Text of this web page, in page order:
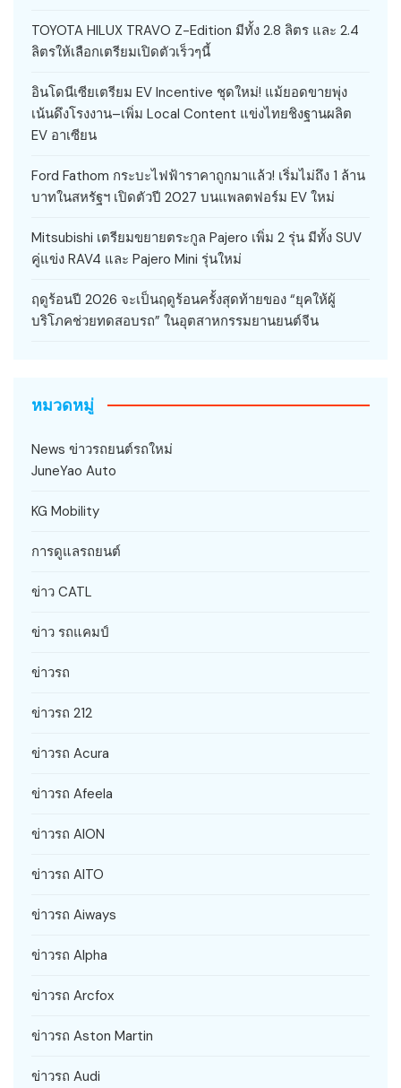
TOYOTA HILUX TRAVO Z-Edition มีทั้ง 2.8 ลิตร และ 2.4
ลิตรให้เลือกเตรียมเปิดตัวเร็วๆนี้
อินโดนีเซียเตรียม EV Incentive ชุดใหม่! แม้ยอดขายพุ่ง
เน้นดึงโรงงาน–เพิ่ม Local Content แข่งไทยชิงฐานผลิต
EV อาเซียน
Ford Fathom กระบะไฟฟ้าราคาถูกมาแล้ว! เริ่มไม่ถึง 1 ล้าน
บาทในสหรัฐฯ เปิดตัวปี 2027 บนแพลตฟอร์ม EV ใหม่
Mitsubishi เตรียมขยายตระกูล Pajero เพิ่ม 2 รุ่น มีทั้ง SUV
คู่แข่ง RAV4 และ Pajero Mini รุ่นใหม่
ฤดูร้อนปี 2026 จะเป็นฤดูร้อนครั้งสุดท้ายของ “ยุคให้ผู้
บริโภคช่วยทดสอบรถ” ในอุตสาหกรรมยานยนต์จีน
หมวดหมู่
News ข่าวรถยนต์รถใหม่
JuneYao Auto
KG Mobility
การดูแลรถยนต์
ข่าว CATL
ข่าว รถแคมป์
ข่าวรถ
ข่าวรถ 212
ข่าวรถ Acura
ข่าวรถ Afeela
ข่าวรถ AION
ข่าวรถ AITO
ข่าวรถ Aiways
ข่าวรถ Alpha
ข่าวรถ Arcfox
ข่าวรถ Aston Martin
ข่าวรถ Audi